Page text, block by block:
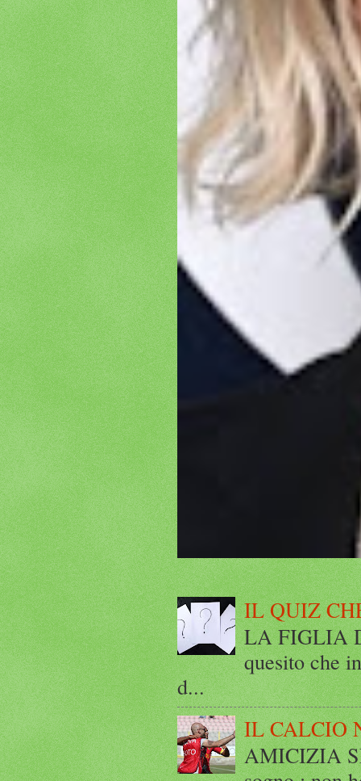
IL QUIZ
LA FIGLIA
quesito che
d...
IL CALCIO
AMICIZIA